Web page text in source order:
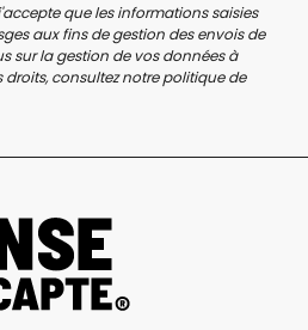
que les informations saisies
aux fins de gestion des envois de
sur la gestion de vos données à
droits, consultez notrepolitique de